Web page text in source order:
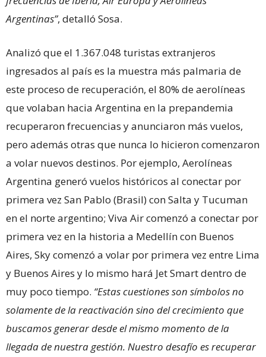
Argentinas”, detalló Sosa.
Analizó que el 1.367.048 turistas extranjeros
ingresados al país es la muestra más palmaria de
este proceso de recuperación, el 80% de aerolíneas
que volaban hacia Argentina en la prepandemia
recuperaron frecuencias y anunciaron más vuelos,
pero además otras que nunca lo hicieron comenzaron
a volar nuevos destinos. Por ejemplo, Aerolíneas
Argentina generó vuelos históricos al conectar por
primera vez San Pablo (Brasil) con Salta y Tucuman
en el norte argentino; Viva Air comenzó a conectar por
primera vez en la historia a Medellín con Buenos
Aires, Sky comenzó a volar por primera vez entre Lima
y Buenos Aires y lo mismo hará Jet Smart dentro de
muy poco tiempo. “Estas cuestiones son símbolos no
solamente de la reactivación sino del crecimiento que
buscamos generar desde el mismo momento de la
llegada de nuestra gestión. Nuestro desafío es recuperar